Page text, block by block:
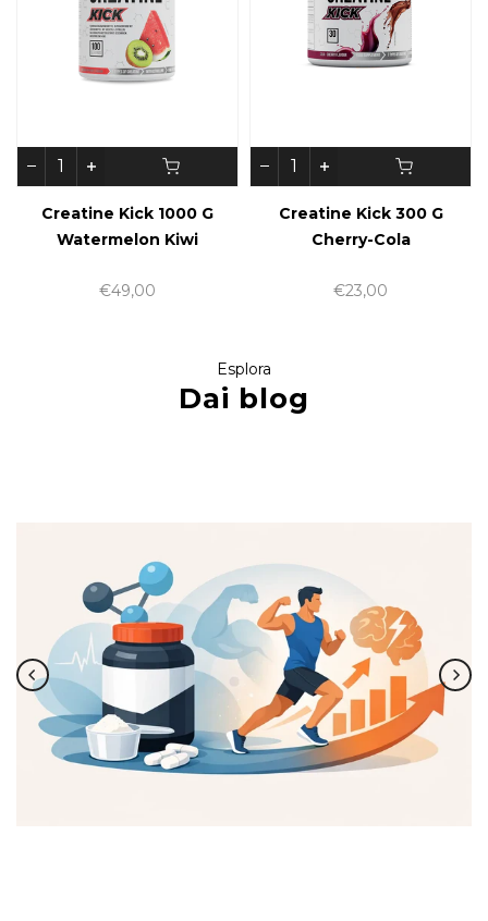
Creatine Kick 1000 G
Watermelon Kiwi
€49,00
Creatine Kick 300 G
Cherry-Cola
€23,00
Esplora
Dai blog